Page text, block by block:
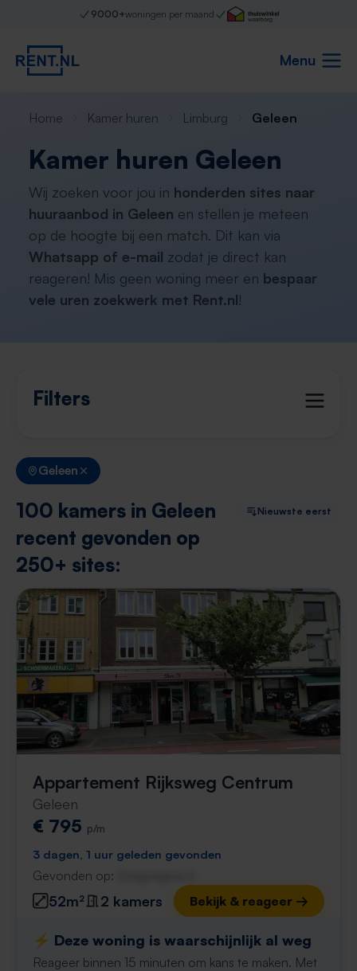
9000+woningen per maand
Menu
Home Kamer huren Limburg Geleen
Kamer huren Geleen
Wij zoeken voor jou in honderden sites naar
huuraanbod in Geleen en stellen je meteen
op de hoogte bij een match. Dit kan via
Whatsapp of e-mail zodat je direct kan
reageren! Mis geen woning meer en bespaar
vele uren zoekwerk met Rent.nl!
Filters
Geleen
100 kamers in Geleen
recent gevonden op
250+ sites:
Nieuwste eerst
Appartement Rijksweg Centrum
Geleen
€ 795 p/m
3 dagen, 1 uur geleden gevonden
Gevonden op:
52m² 2 kamers Bekijk & reageer →
⚡️ Deze woning is waarschijnlijk al weg
Reageer binnen 15 minuten om kans te maken. Met